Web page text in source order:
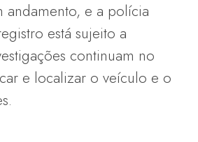
andamento, e a polícia
está sujeito a
continuam no
e localizar o veículo e o